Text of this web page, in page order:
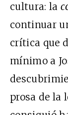
cultura: la
continuar
crítica que
mínimo a
prosa de la